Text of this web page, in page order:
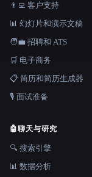
👨‍💻 客户支持
📊 幻灯片和演示文稿
🧑‍💼 招聘和 ATS
🛒 电子商务
📋 简历和简历生成器
🎙️ 面试准备
🤖聊天与研究
🔍 搜索引擎
📊 数据分析